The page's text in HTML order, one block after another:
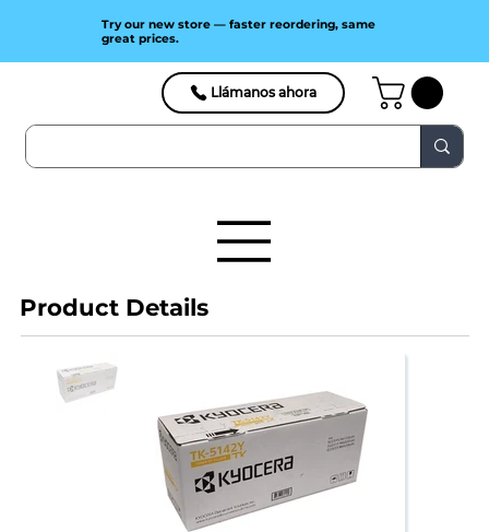
Llámanos ahora
Try our new store — faster reordering, same
great prices.
Product Details